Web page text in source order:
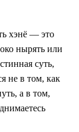
хэнё — это
нырять или
суть,
не в том, как
а в том,